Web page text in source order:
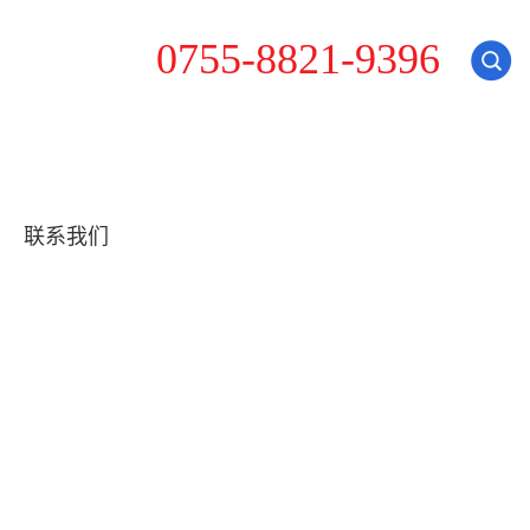
0755-8821-9396
联系我们